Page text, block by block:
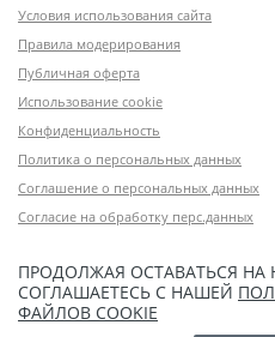
Условия использования сайта
Правила модерирования
Публичная оферта
Использование cookie
Конфиденциальность
Политика о персональных данных
Соглашение о персональных данных
Согласие на обработку перс.данных
ПРОДОЛЖАЯ ОСТАВАТЬСЯ НА
СОГЛАШАЕТЕСЬ С НАШЕЙ
ФАЙЛОВ COOKIE